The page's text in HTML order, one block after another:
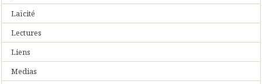
Laïcité
Lectures
Liens
Medias